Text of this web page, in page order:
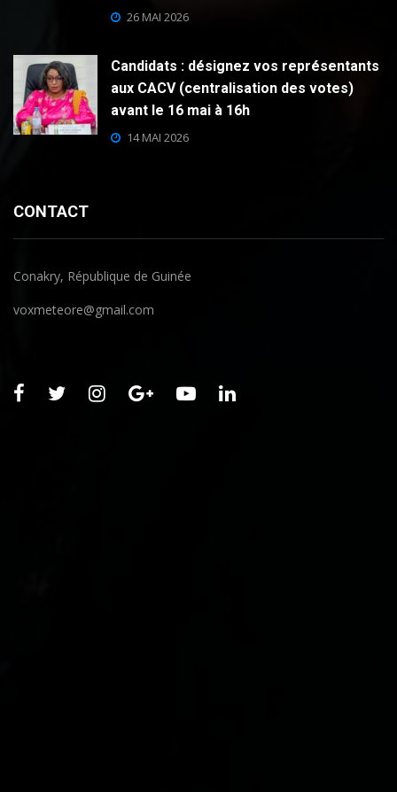
26 MAI 2026
Candidats : désignez vos représentants
aux CACV (centralisation des votes)
avant le 16 mai à 16h
14 MAI 2026
CONTACT
Conakry, République de Guinée
voxmeteore@gmail.com